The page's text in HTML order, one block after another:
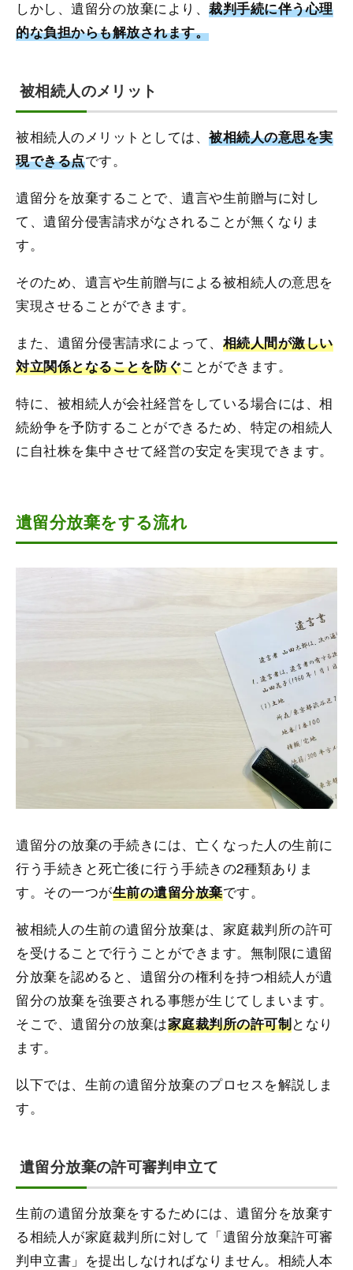
しかし、遺留分の放棄により、裁判手続に伴う心理
的な負担からも解放されます。
被相続人のメリット
被相続人のメリットとしては、被相続人の意思を実
現できる点です。
遺留分を放棄することで、遺言や生前贈与に対し
て、遺留分侵害請求がなされることが無くなりま
す。
そのため、遺言や生前贈与による被相続人の意思を
実現させることができます。
また、遺留分侵害請求によって、 相続人間が激しい
対立関係となることを防ぐことができます。
特に、被相続人が会社経営をしている場合には、相
続紛争を予防することができるため、特定の相続人
に自社株を集中させて経営の安定を実現できます。
遺留分放棄をする流れ
遺留分の放棄の手続きには、亡くなった人の生前に
行う手続きと死亡後に行う手続きの2種類ありま
す。その一つが生前の遺留分放棄です。
被相続人の生前の遺留分放棄は、家庭裁判所の許可
を受けることで行うことができます。無制限に遺留
分放棄を認めると、遺留分の権利を持つ相続人が遺
留分の放棄を強要される事態が生じてしまいます。
そこで、遺留分の放棄は家庭裁判所の許可制となり
ます。
以下では、生前の遺留分放棄のプロセスを解説しま
す。
遺留分放棄の許可審判申立て
生前の遺留分放棄をするためには、遺留分を放棄す
る相続人が家庭裁判所に対して「遺留分放棄許可審
判申立書」を提出しなければなりません。相続人本